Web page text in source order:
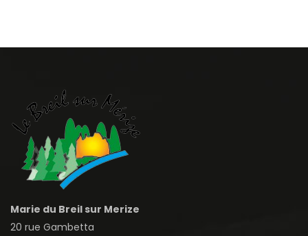
Marie du Breil sur Merize
20 rue Gambetta